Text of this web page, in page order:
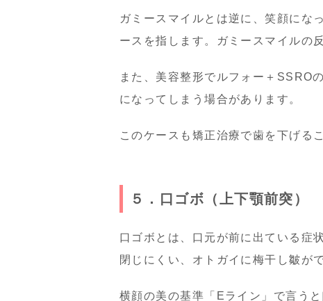
ガミースマイルとは逆に、笑顔にな
ースを指します。ガミースマイルの
また、美容整形でルフォー＋SSRO
になってしまう場合があります。
このケースも矯正治療で歯を下げる
５．口ゴボ（上下顎前突）
口ゴボとは、口元が前に出ている症
閉じにくい、オトガイに梅干し皺が
横顔の美の基準「Eライン」で言う